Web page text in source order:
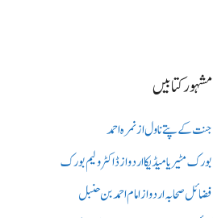
مشہور کتابیں
جنت کے پتے ناول از نمرہ احمد
بورک مٹیریا میڈیکااردو از ڈاکٹر ولیم بورک
فضائل صحابہ اردو از امام احمد بن حنبل